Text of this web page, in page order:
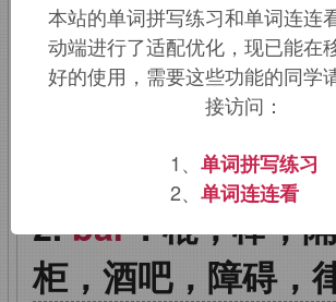
售酒类。律师义来自旧时条
法官。
该词的英语词源请访问趣词词
含义。
bar：棍，棒，
柜，酒吧，障碍，
本站的单词拼写练习和单词连连
动端进行了适配优化，现已能在
好的使用，需要这些功能的同学
接访问：
1、 单词拼写练习
2、 单词连连看